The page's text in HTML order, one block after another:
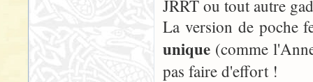
JRRT ou tout autre
La version de poche
unique (comme
pas faire d'effort !